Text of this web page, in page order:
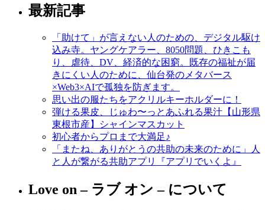
最新記事
「助けて」が言えない人のための、デジタル駆け
込み寺。ヤングケアラー、8050問題、ひきこも
り、虐待、DV、経済的な困窮。既存の福祉が届
きにくい人のために、仙台発のメタバース
×Web3×AIで孤独を防ぎます。
思い出の服たちをアクリルキーホルダーに！
弾ける果皮、じゅわ〜っとあふれる果汁【山形県
東根市産】シャインマスカット
初心者からプロまで大満足♪
「またね、ありがとうの共助の未来のために」人
と人が繋がる共助アプリ『アプリでいくよ』
Love on – ラブ オン – について